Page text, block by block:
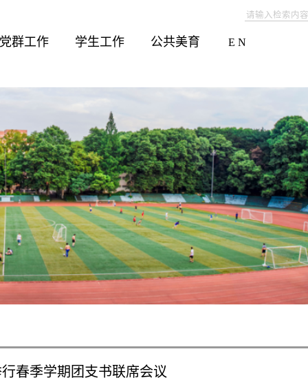
党群工作 学生工作 公共美育 E N
春季学期团支书联席会议